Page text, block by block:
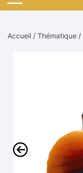
Accueil / Thématique /